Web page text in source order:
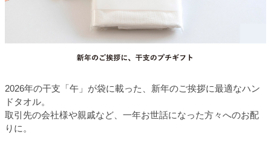
2026年の干支「午」が袋に載った、新年のご挨拶に最適なハン
ドタオル。
取引先の会社様や親戚など、一年お世話になった方々へのお配
りに。